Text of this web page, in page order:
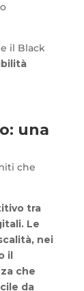
il Black
una
che
tra
Le
nei
il
che
da